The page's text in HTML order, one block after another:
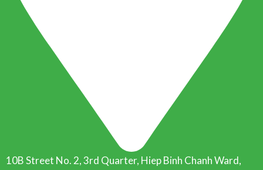
10B Street No. 2, 3rd Quarter, Hiep Binh Chanh Ward,